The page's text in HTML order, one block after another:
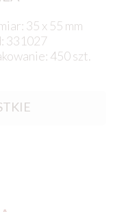
35 x 55 mm
331027
450 szt.